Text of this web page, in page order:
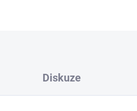
Diskuze